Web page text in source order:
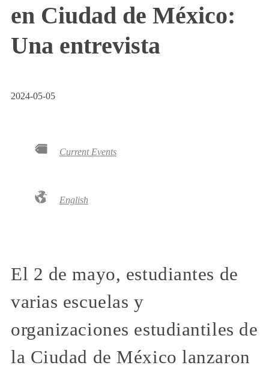
en Ciudad de México:
Una entrevista
2024-05-05
Current Events
English
El 2 de mayo, estudiantes de
varias escuelas y
organizaciones estudiantiles de
la Ciudad de México lanzaron